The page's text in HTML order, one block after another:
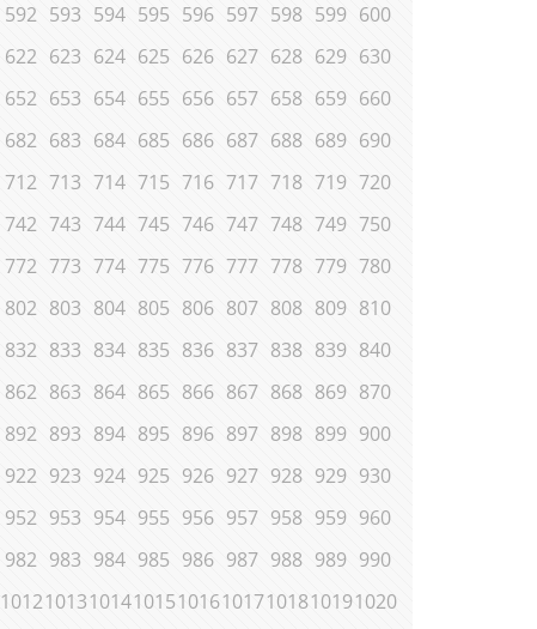
592 593 594 595 596 597 598 599 600
622 623 624 625 626 627 628 629 630
652 653 654 655 656 657 658 659 660
682 683 684 685 686 687 688 689 690
712 713 714 715 716 717 718 719 720
742 743 744 745 746 747 748 749 750
772 773 774 775 776 777 778 779 780
802 803 804 805 806 807 808 809 810
832 833 834 835 836 837 838 839 840
862 863 864 865 866 867 868 869 870
892 893 894 895 896 897 898 899 900
922 923 924 925 926 927 928 929 930
952 953 954 955 956 957 958 959 960
982 983 984 985 986 987 988 989 990
101210131014101510161017101810191020